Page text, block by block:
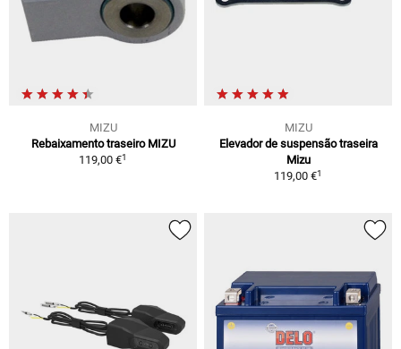
MIZU
Rebaixamento traseiro MIZU
119,00 €1
MIZU
Elevador de suspensão traseira
Mizu
119,00 €1